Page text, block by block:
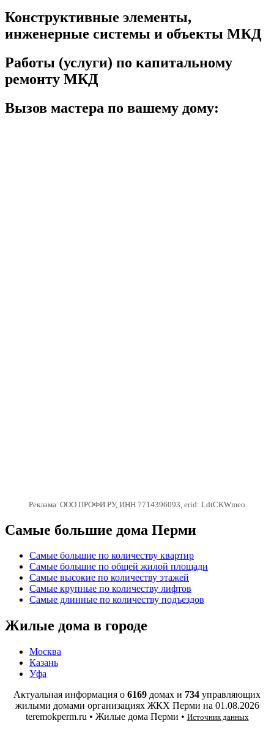
Конструктивные элементы,
инженерные системы и объекты МКД
Работы (услуги) по капитальному
ремонту МКД
Вызов мастера по вашему дому:
Реклама. ООО ПРОФИ.РУ, ИНН 7714396093, erid: LdtCKWmeo
Самые большие дома Перми
Самые большие по количеству квартир
Самые большие по общей жилой площади
Самые высокие по количеству этажей
Самые крупные по количеству лифтов
Самые длинные по количеству подъездов
Жилые дома в городе
Москва
Казань
Уфа
Актуальная информация о 6169 домах и 734 управляющих
жилыми домами организациях ЖКХ Перми на 01.08.2026
teremokperm.ru • Жилые дома Перми • Источник данных